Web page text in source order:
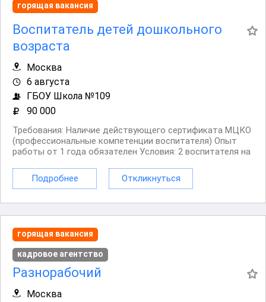
горящая вакансия
Воспитатель детей дошкольного
возраста
Москва
6 августа
ГБОУ Школа №109
90 000
Требования: Наличие действующего сертификата МЦКО
(профессиональные компетенции воспитателя) Опыт
работы от 1 года обязателен Условия: 2 воспитателя на
группе + помощник воспитателя Младшая группа (дети 3
4 года) От 30 детей в...
Подробнее Откликнуться
горящая вакансия
кадровое агентство
Разнорабочий
Москва